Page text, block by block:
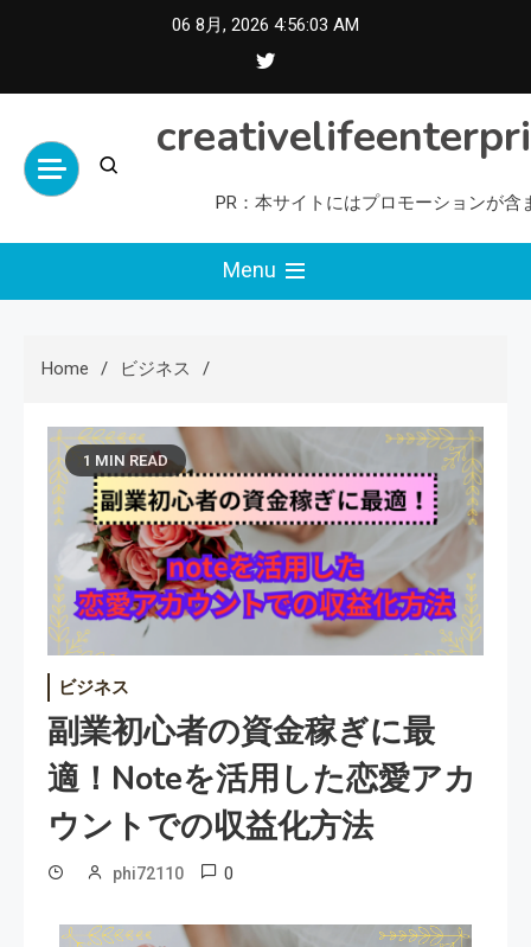
06 8月, 2026 4:56:05 AM
PR：本サイトにはプロモーションが含
Menu
Home ビジネス
1 MIN READ
ビジネス
副業初心者の資金稼ぎに最
適！noteを活用した恋愛アカ
ウントでの収益化方法
phi72110 0